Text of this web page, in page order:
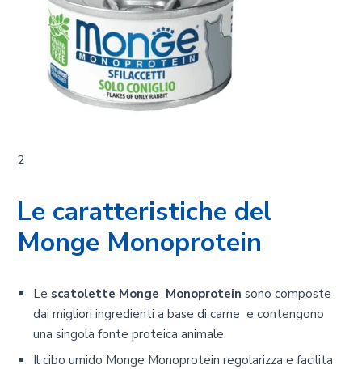
2
Le caratteristiche del
Monge Monoprotein
Le scatolette Monge Monoprotein sono composte
dai migliori ingredienti a base di carne e contengono
una singola fonte proteica animale.
Il cibo umido Monge Monoprotein regolarizza e facilita